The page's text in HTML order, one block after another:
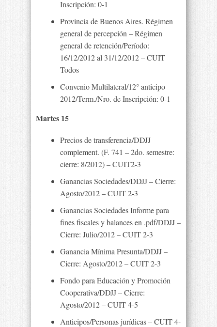
Inscripción: 0-1
Provincia de Buenos Aires. Régimen
general de percepción – Régimen
general de retención/Período:
16/12/2012 al 31/12/2012 – CUIT
Todos
Convenio Multilateral/12° anticipo
2012/Term./Nro. de Inscripción: 0-1
Martes 15
Precios de transferencia/DDJJ
complement. (F. 741 – 2do. semestre:
cierre: 8/2012) – CUIT2-3
Ganancias Sociedades/DDJJ – Cierre:
Agosto/2012 – CUIT 2-3
Ganancias Sociedades Informe para
fines fiscales y balances en .pdf/DDJJ –
Cierre: Julio/2012 – CUIT 2-3
Ganancia Mínima Presunta/DDJJ –
Cierre: Agosto/2012 – CUIT 2-3
Fondo para Educación y Promoción
Cooperativa/DDJJ – Cierre:
Agosto/2012 – CUIT 4-5
Anticipos/Personas jurídicas – CUIT 4-